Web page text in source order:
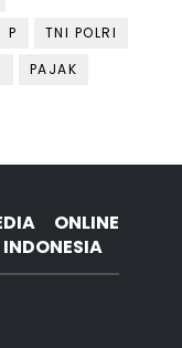
P
TNI POLRI
PAJAK
ONLINE